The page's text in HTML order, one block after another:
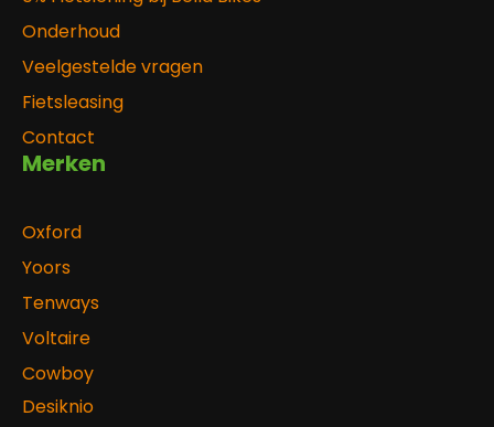
Onderhoud
Veelgestelde vragen
Fietsleasing
Contact
Merken
Oxford
Yoors
Tenways
Voltaire
Cowboy
Desiknio